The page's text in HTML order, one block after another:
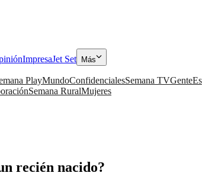
ImpresaJet Set Más
PlayMundoConfidencialesSemana TVGente
Semana RuralMujeres
recién nacido?